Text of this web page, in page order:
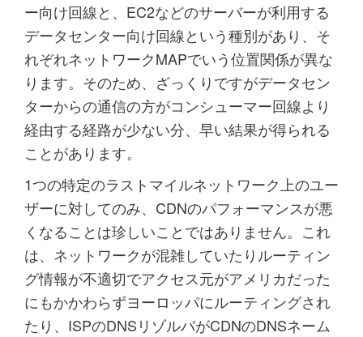
ー向け回線と、EC2などのサーバーが利用する
データセンター向け回線という種別があり、そ
れぞれネットワークMAPでいう位置関係が異な
ります。そのため、ざっくりですがデータセン
ターからの通信の方がコンシューマー回線より
経由する経路が少ない分、早い結果が得られる
ことがあります。
1つの特定のラストマイルネットワーク上のユー
ザーに対してのみ、CDNのパフォーマンスが悪
くなることは珍しいことではありません。これ
は、ネットワークが混雑していたりルーティン
グ情報が不適切でアクセス元がアメリカだった
にもかかわらずヨーロッパにルーティングされ
たり、ISPのDNSリゾルバがCDNのDNSネーム